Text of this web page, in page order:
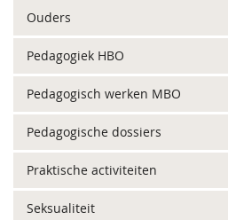
Ouders
Pedagogiek HBO
Pedagogisch werken MBO
Pedagogische dossiers
Praktische activiteiten
Seksualiteit